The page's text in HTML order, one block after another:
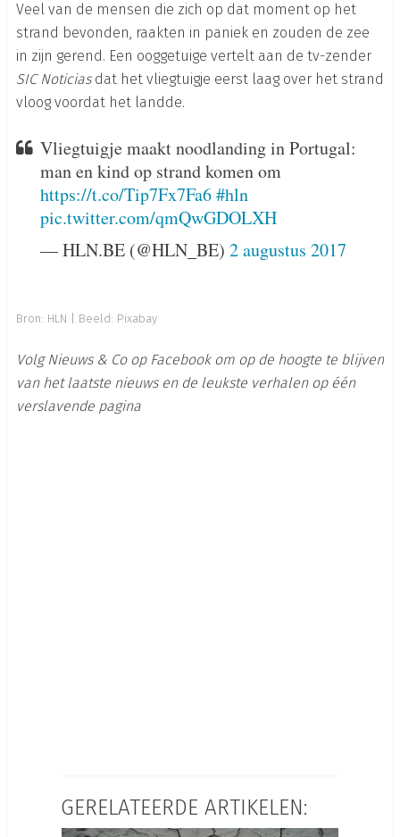
Veel van de mensen die zich op dat moment op het
strand bevonden, raakten in paniek en zouden de zee
in zijn gerend. Een ooggetuige vertelt aan de tv-zender
SIC Noticiasdat het vliegtuigje eerst laag over het strand
vloog voordat het landde.
Vliegtuigje maakt noodlanding in Portugal:
man en kind op strand komen om
https://t.co/Tip7Fx7Fa6 #hln
pic.twitter.com/qmQwGDOLXH
— HLN.BE (@HLN_BE) 2 augustus 2017
Bron: HLN Beeld: Pixabay
Volg Nieuws & Co op Facebook om op de hoogte te blijven
van het laatste nieuws en de leukste verhalen op één
verslavende pagina
GERELATEERDE ARTIKELEN: